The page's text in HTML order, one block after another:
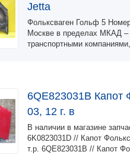
Jetta
Фольксваген Гольф 5
Москве в пределах МКАД –
транспортными
6QE823031B Капот
03, 12 г. в
В наличии в магазине
6K0823031D // Капот
т.р. 6QE823031B // Капот